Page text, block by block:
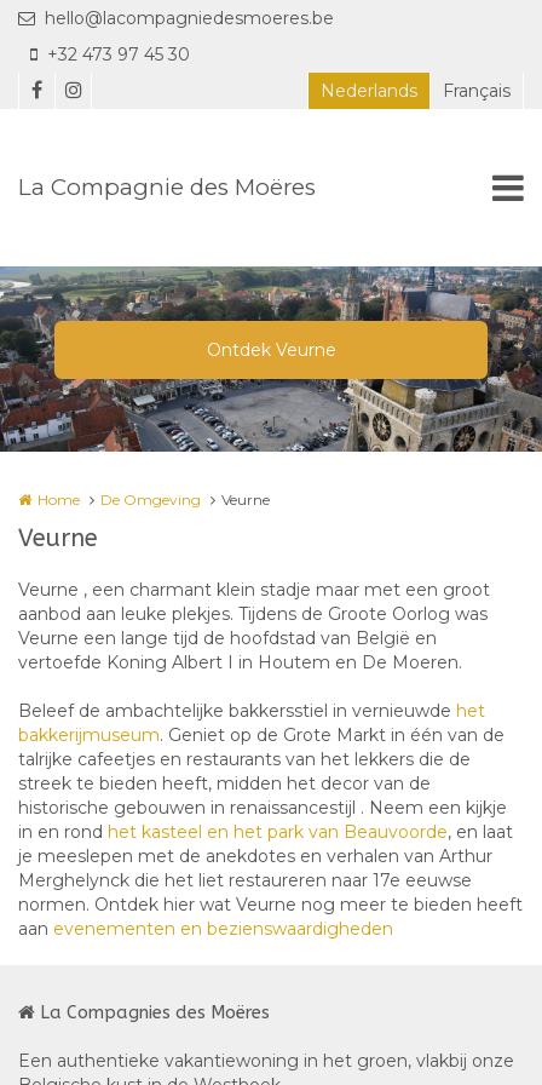
Overslaan en naar de inhoud gaan
hello@lacompagniedesmoeres.be
+32 473 97 45 30
Nederlands
Français
La Compagnie des Moëres
Home De Omgeving Veurne
Veurne
Veurne , een charmant klein stadje maar met een groot
aanbod aan leuke plekjes. Tijdens de Groote Oorlog was
Veurne een lange tijd de hoofdstad van België en
vertoefde Koning Albert I in Houtem en De Moeren.
Beleef de ambachtelijke bakkersstiel in vernieuwde het
bakkerijmuseum. Geniet op de Grote Markt in één van de
talrijke cafeetjes en restaurants van het lekkers die de
streek te bieden heeft, midden het decor van de
historische gebouwen in renaissancestijl . Neem een kijkje
in en rond het kasteel en het park van Beauvoorde, en laat
je meeslepen met de anekdotes en verhalen van Arthur
Merghelynck die het liet restaureren naar 17e eeuwse
normen. Ontdek hier wat Veurne nog meer te bieden heeft
aan evenementen en bezienswaardigheden
La Compagnies des Moëres
Een authentieke vakantiewoning in het groen, vlakbij onze